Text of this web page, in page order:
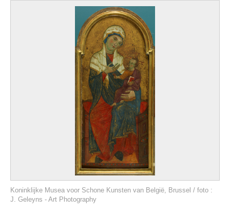
Koninklijke Musea voor Schone Kunsten van België, Brussel / foto :
J. Geleyns - Art Photography